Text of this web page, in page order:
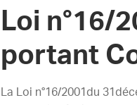
Loi n°16/
portant
La Loi n°16/2001du